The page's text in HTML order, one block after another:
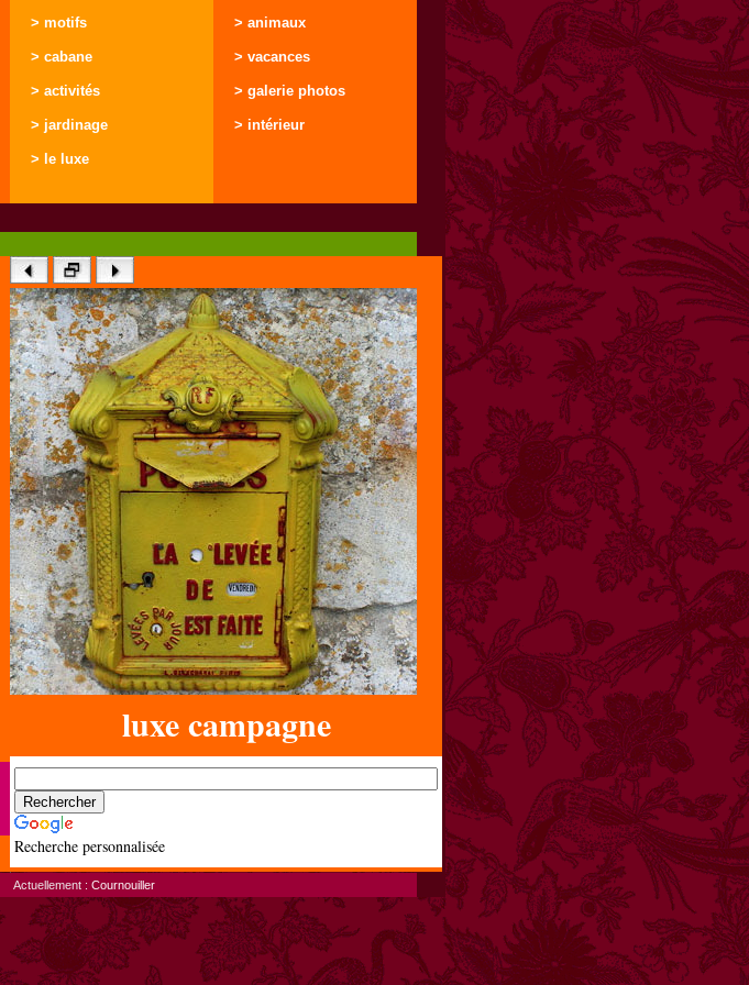
> motifs
> cabane
> activités
> jardinage
> le luxe
> animaux
> vacances
> galerie photos
> intérieur
luxe campagne
Recherche personnalisée
Actuellement : Cournouiller